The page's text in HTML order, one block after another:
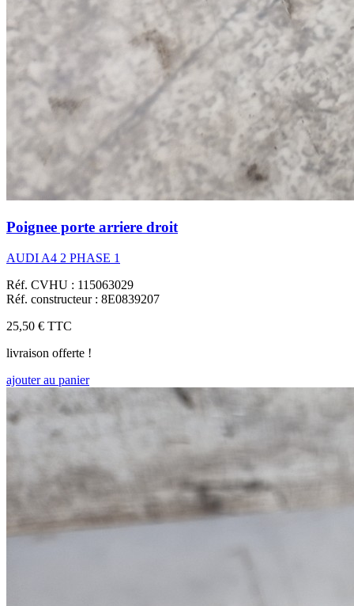
Poignee porte arriere droit
AUDI A4 2 PHASE 1
Réf. CVHU : 115063029
Réf. constructeur : 8E0839207
25,50 € TTC
livraison offerte !
ajouter au panier